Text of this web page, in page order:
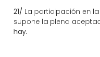
21/ La participación en
supone la plena
hay.